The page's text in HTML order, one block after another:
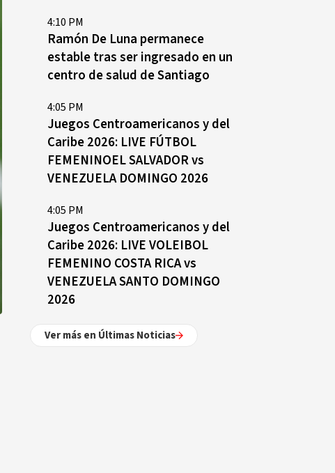
4:10 PM
Ramón De Luna permanece
estable tras ser ingresado en un
centro de salud de Santiago
4:05 PM
Juegos Centroamericanos y del
Caribe 2026: LIVE FÚTBOL
FEMENINOEL SALVADOR vs
VENEZUELA DOMINGO 2026
4:05 PM
Juegos Centroamericanos y del
Caribe 2026: LIVE VOLEIBOL
FEMENINO COSTA RICA vs
VENEZUELA SANTO DOMINGO
2026
Ver más en Últimas Noticias